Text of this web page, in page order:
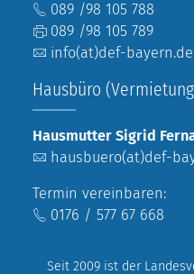
089 /98 105 788
089 /98 105 789
info(at)def-bayern.de
Hausbüro
Hausmutter Sigrid
hausbuero(at)def-
Termin vereinbaren:
0176 / 577 67 668
Seit 2009 ist der